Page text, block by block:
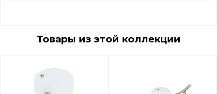
Товары из этой коллекции